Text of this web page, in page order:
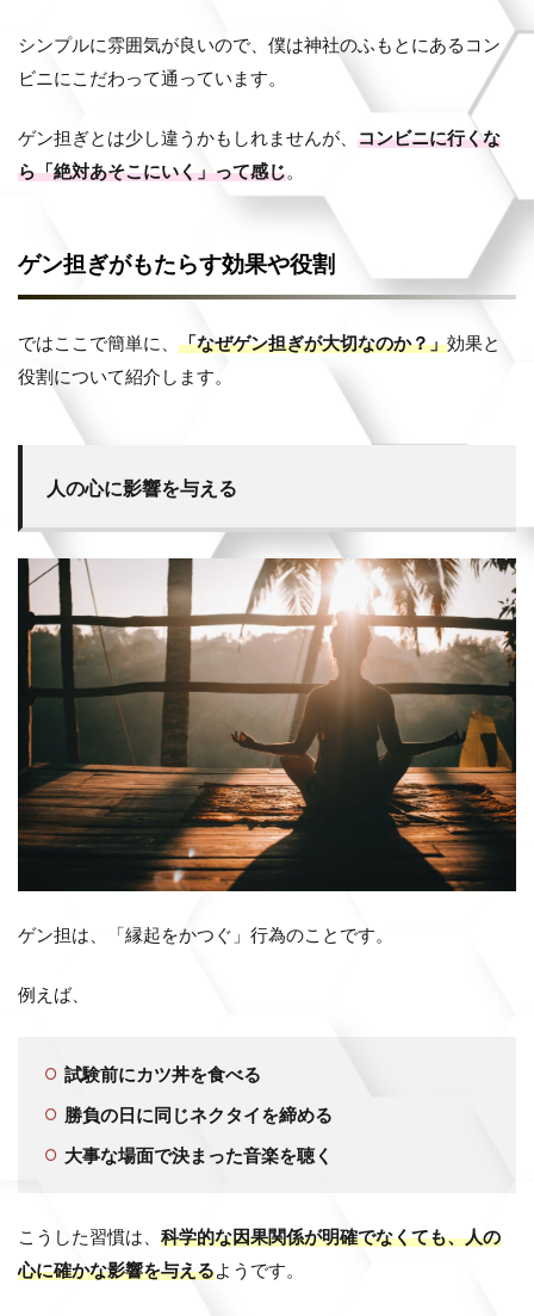
シンプルに雰囲気が良いので、僕は神社のふもとにあるコン
ビニにこだわって通っています。
ゲン担ぎとは少し違うかもしれませんが、 コンビニに行くな
ら「絶対あそこにいく」って感じ。
ゲン担ぎがもたらす効果や役割
ではここで簡単に、 「なぜゲン担ぎが大切なのか？」効果と
役割について紹介します。
人の心に影響を与える
ゲン担は、「縁起をかつぐ」行為のことです。
例えば、
試験前にカツ丼を食べる
勝負の日に同じネクタイを締める
大事な場面で決まった音楽を聴く
こうした習慣は、 科学的な因果関係が明確でなくても、人の
心に確かな影響を与えるようです。